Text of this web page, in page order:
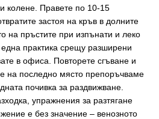
колене. Правете по 10-15
застоя на кръв в долните
на пръстите при изпънати и леко
практика срещу разширени
в офиса. Повторете сгъване и
на последно място препоръчваме
почивка за раздвижване.
упражнения за разтягане
е без значение – венозното